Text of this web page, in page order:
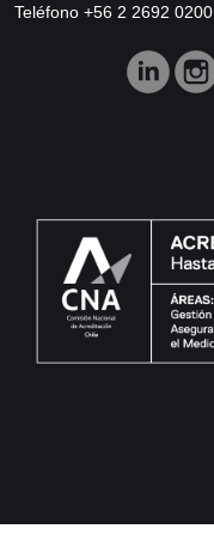
Teléfono +56 2 2692 0200